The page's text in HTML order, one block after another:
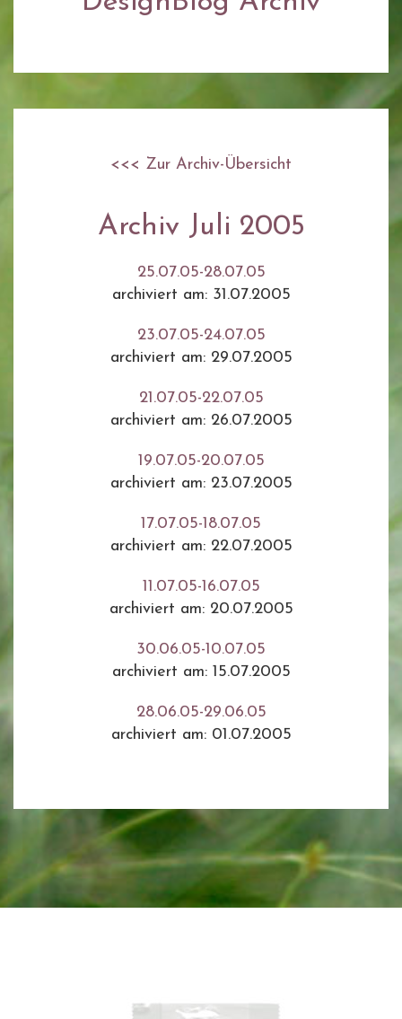
<<< Zur Archiv-Übersicht
Archiv Juli 2005
25.07.05-28.07.05
archiviert am: 31.07.2005
23.07.05-24.07.05
archiviert am: 29.07.2005
21.07.05-22.07.05
archiviert am: 26.07.2005
19.07.05-20.07.05
archiviert am: 23.07.2005
17.07.05-18.07.05
archiviert am: 22.07.2005
11.07.05-16.07.05
archiviert am: 20.07.2005
30.06.05-10.07.05
archiviert am: 15.07.2005
28.06.05-29.06.05
archiviert am: 01.07.2005